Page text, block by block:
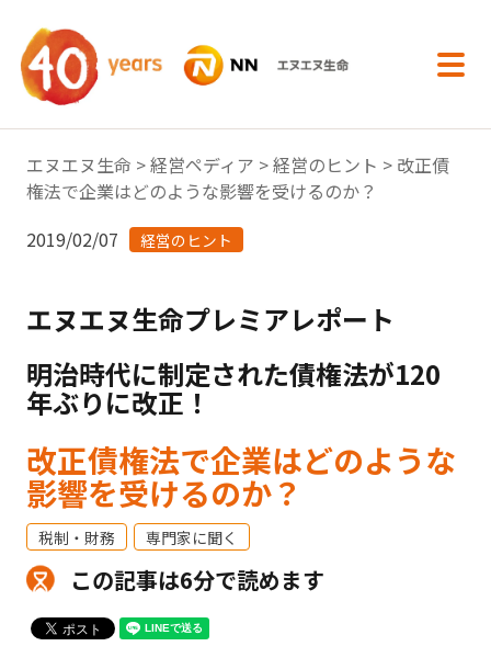
エヌエヌ生命 >経営ペディア >経営のヒント > 改正債
権法で企業はどのような影響を受けるのか？
2019/02/07
経営のヒント
エヌエヌ生命プレミアレポート
明治時代に制定された債権法が120
年ぶりに改正！
改正債権法で企業はどのような
影響を受けるのか？
税制・財務 専門家に聞く
この記事は6分で読めます